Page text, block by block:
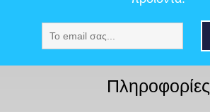
Πληροφορίες